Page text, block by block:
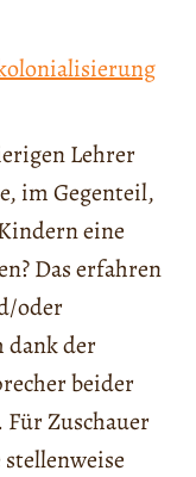
Lehrer
im Gegenteil,
eine
Das erfahren
oder
dank der
beider
Zuschauer